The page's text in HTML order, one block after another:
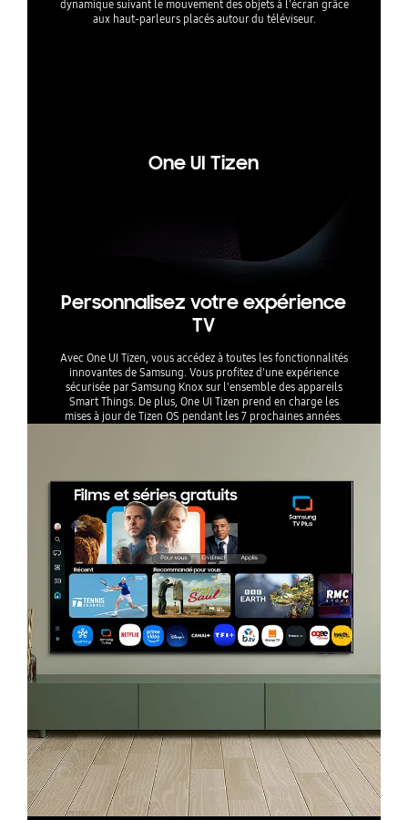
dynamique suivant le mouvement des objets à l'écran grâce
aux haut-parleurs placés autour du téléviseur.
One UI Tizen
Personnalisez votre expérience
TV
Avec One UI Tizen, vous accédez à toutes les fonctionnalités
innovantes de Samsung. Vous profitez d'une expérience
sécurisée par Samsung Knox sur l'ensemble des appareils
Smart Things. De plus, One UI Tizen prend en charge les
mises à jour de Tizen OS pendant les 7 prochaines années.